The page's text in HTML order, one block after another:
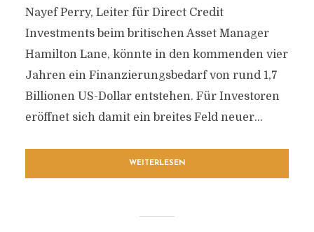
Nayef Perry, Leiter für Direct Credit
Investments beim britischen Asset Manager
Hamilton Lane, könnte in den kommenden vier
Jahren ein Finanzierungsbedarf von rund 1,7
Billionen US-Dollar entstehen. Für Investoren
eröffnet sich damit ein breites Feld neuer...
WEITERLESEN